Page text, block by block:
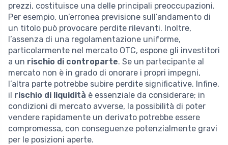
prezzi, costituisce una delle principali preoccupazioni.
Per esempio, un’erronea previsione sull’andamento di
un titolo può provocare perdite rilevanti. Inoltre,
l’assenza di una regolamentazione uniforme,
particolarmente nel mercato OTC, espone gli investitori
a un rischio di controparte. Se un partecipante al
mercato non è in grado di onorare i propri impegni,
l’altra parte potrebbe subire perdite significative. Infine,
il rischio di liquidità è essenziale da considerare; in
condizioni di mercato avverse, la possibilità di poter
vendere rapidamente un derivato potrebbe essere
compromessa, con conseguenze potenzialmente gravi
per le posizioni aperte.